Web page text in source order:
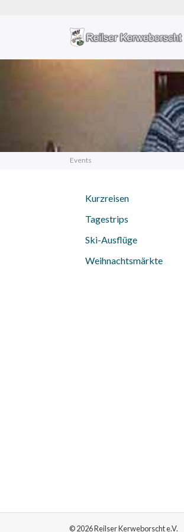
Zum
Events
Kurzreisen
Tagestrips
Ski-Ausflüge
Weihnachtsmärkte
© 2026 Reilser Kerweborscht e.V.